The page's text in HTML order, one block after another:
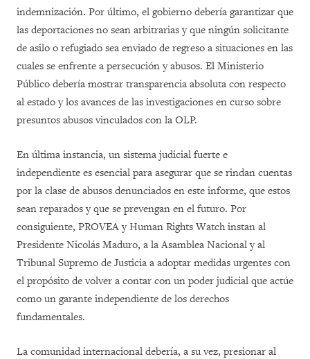
indemnización. Por último, el gobierno debería garantizar que
las deportaciones no sean arbitrarias y que ningún solicitante
de asilo o refugiado sea enviado de regreso a situaciones en las
cuales se enfrente a persecución y abusos. El Ministerio
Público debería mostrar transparencia absoluta con respecto
al estado y los avances de las investigaciones en curso sobre
presuntos abusos vinculados con la OLP.
En última instancia, un sistema judicial fuerte e
independiente es esencial para asegurar que se rindan cuentas
por la clase de abusos denunciados en este informe, que estos
sean reparados y que se prevengan en el futuro. Por
consiguiente, PROVEA y Human Rights Watch instan al
Presidente Nicolás Maduro, a la Asamblea Nacional y al
Tribunal Supremo de Justicia a adoptar medidas urgentes con
el propósito devolver a contar con un poder judicial que actúe
como un garante independiente de los derechos
fundamentales.
La comunidad internacional debería, a su vez, presionar al